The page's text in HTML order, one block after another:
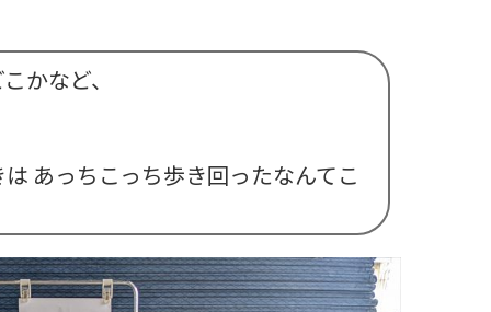
かなど、
あっちこっち歩き回ったなんてこ